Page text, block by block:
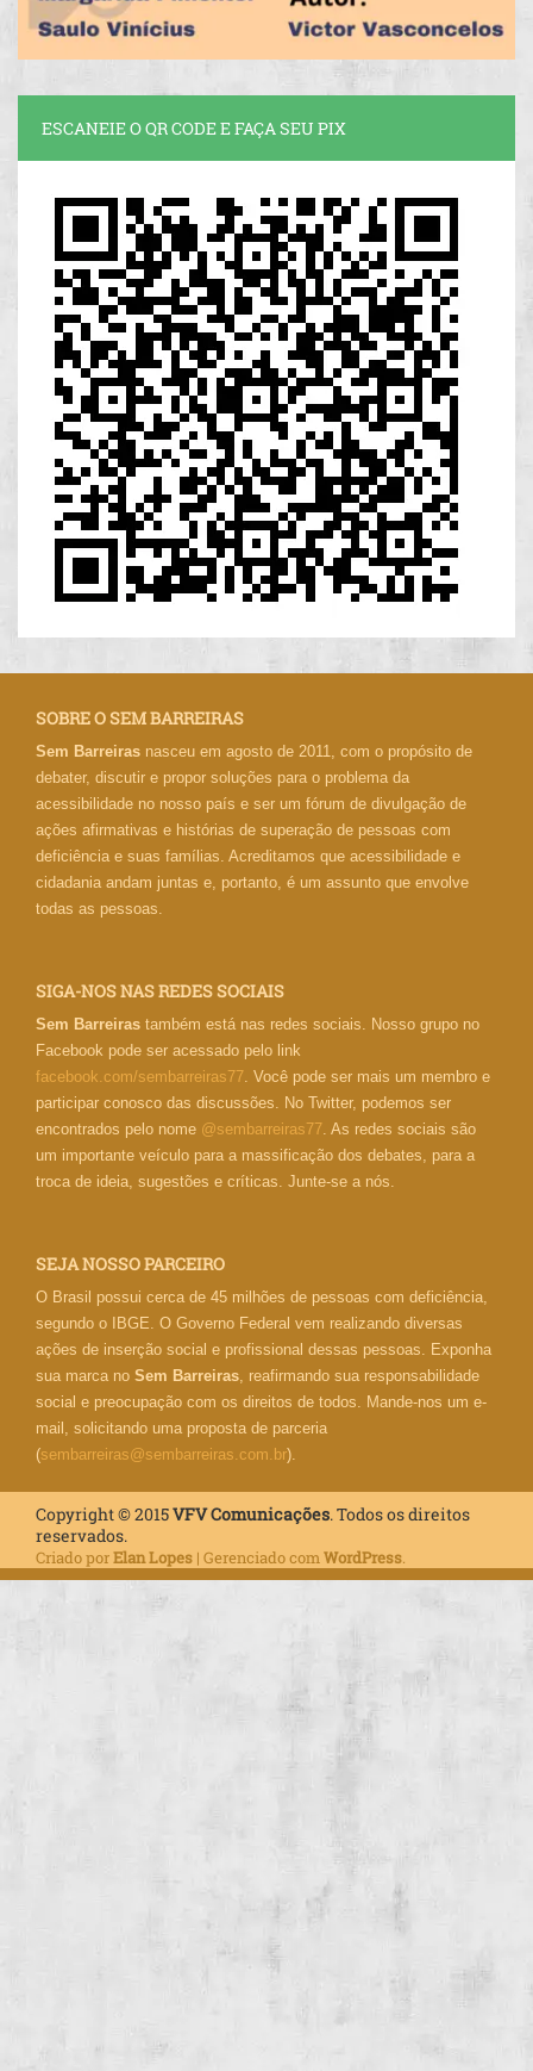
ESCANEIE O QR CODE E FAÇA SEU PIX
SOBRE O SEM BARREIRAS
Sem Barreiras nasceu em agosto de 2011, com o propósito de
debater, discutir e propor soluções para o problema da
acessibilidade no nosso país e ser um fórum de divulgação de
ações afirmativas e histórias de superação de pessoas com
deficiência e suas famílias. Acreditamos que acessibilidade e
cidadania andam juntas e, portanto, é um assunto que envolve
todas as pessoas.
SIGA-NOS NAS REDES SOCIAIS
Sem Barreiras também está nas redes sociais. Nosso grupo no
Facebook pode ser acessado pelo link
facebook.com/sembarreiras77. Você pode ser mais um membro e
participar conosco das discussões. No Twitter, podemos ser
encontrados pelo nome @sembarreiras77. As redes sociais são
um importante veículo para a massificação dos debates, para a
troca de ideia, sugestões e críticas. Junte-se a nós.
SEJA NOSSO PARCEIRO
O Brasil possui cerca de 45 milhões de pessoas com deficiência,
segundo o IBGE. O Governo Federal vem realizando diversas
ações de inserção social e profissional dessas pessoas. Exponha
sua marca no Sem Barreiras, reafirmando sua responsabilidade
social e preocupação com os direitos de todos. Mande-nos um e-
mail, solicitando uma proposta de parceria
(sembarreiras@sembarreiras.com.br).
Copyright © 2015VFV Comunicações. Todos os direitos
reservados.
Criado porElan Lopes | Gerenciado comWordPress.